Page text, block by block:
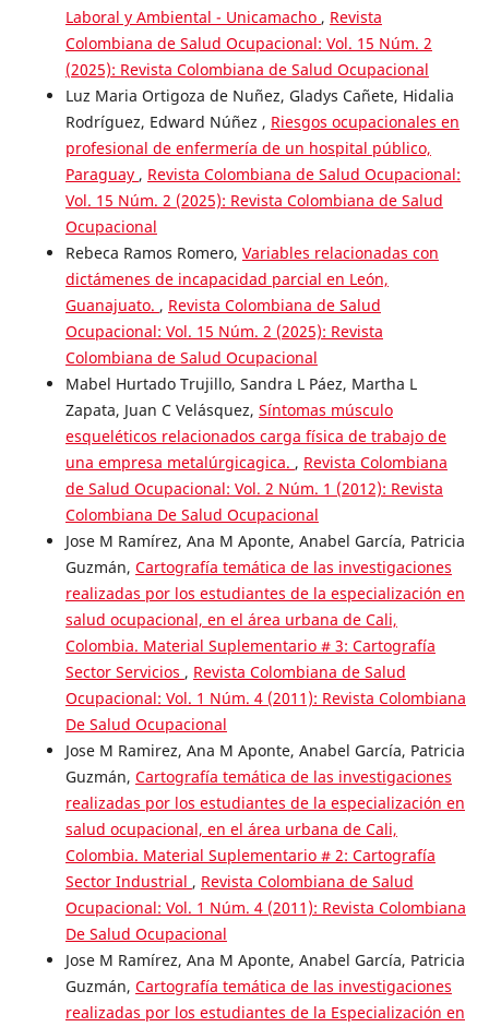
Laboral y Ambiental - Unicamacho , Revista
Colombiana de Salud Ocupacional: Vol. 15 Núm. 2
(2025): Revista Colombiana de Salud Ocupacional
Luz Maria Ortigoza de Nuñez, Gladys Cañete, Hidalia
Rodríguez, Edward Núñez , Riesgos ocupacionales en
profesional de enfermería de un hospital público,
Paraguay , Revista Colombiana de Salud Ocupacional:
Vol. 15 Núm. 2 (2025): Revista Colombiana de Salud
Ocupacional
Rebeca Ramos Romero, Variables relacionadas con
dictámenes de incapacidad parcial en León,
Guanajuato. , Revista Colombiana de Salud
Ocupacional: Vol. 15 Núm. 2 (2025): Revista
Colombiana de Salud Ocupacional
Mabel Hurtado Trujillo, Sandra L Páez, Martha L
Zapata, Juan C Velásquez, Síntomas músculo
esqueléticos relacionados carga física de trabajo de
una empresa metalúrgicagica. , Revista Colombiana
de Salud Ocupacional: Vol. 2 Núm. 1 (2012): Revista
Colombiana De Salud Ocupacional
Jose M Ramírez, Ana M Aponte, Anabel García, Patricia
Guzmán, Cartografía temática de las investigaciones
realizadas por los estudiantes de la especialización en
salud ocupacional, en el área urbana de Cali,
Colombia. Material Suplementario # 3: Cartografía
Sector Servicios , Revista Colombiana de Salud
Ocupacional: Vol. 1 Núm. 4 (2011): Revista Colombiana
De Salud Ocupacional
Jose M Ramirez, Ana M Aponte, Anabel García, Patricia
Guzmán, Cartografía temática de las investigaciones
realizadas por los estudiantes de la especialización en
salud ocupacional, en el área urbana de Cali,
Colombia. Material Suplementario # 2: Cartografía
Sector Industrial , Revista Colombiana de Salud
Ocupacional: Vol. 1 Núm. 4 (2011): Revista Colombiana
De Salud Ocupacional
Jose M Ramírez, Ana M Aponte, Anabel García, Patricia
Guzmán, Cartografía temática de las investigaciones
realizadas por los estudiantes de la Especialización en